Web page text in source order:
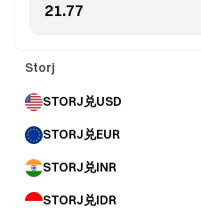
Storj
STORJ兑USD
STORJ兑EUR
STORJ兑INR
STORJ兑IDR